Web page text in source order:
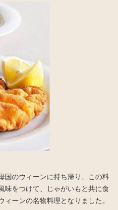
国のウィーンに持ち帰り、この料
味をつけて、じゃがいもと共に食
ーンの名物料理となりました。